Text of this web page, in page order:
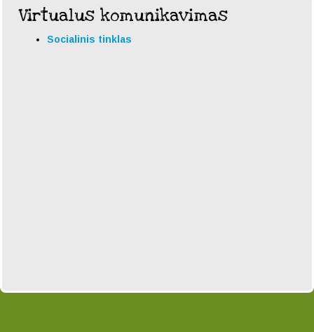
Virtualus komunikavimas
Socialinis tinklas